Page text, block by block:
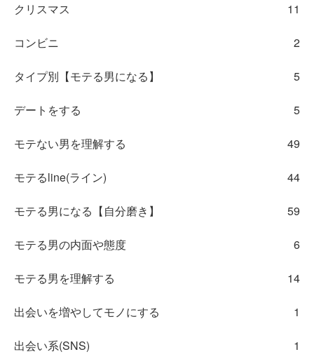
クリスマス 11
コンビニ 2
タイプ別【モテる男になる】 5
デートをする 5
モテない男を理解する 49
モテるline(ライン) 44
モテる男になる【自分磨き】 59
モテる男の内面や態度 6
モテる男を理解する 14
出会いを増やしてモノにする 1
出会い系(SNS) 1